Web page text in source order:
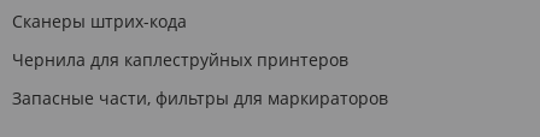
Сканеры штрих-кода
Чернила для каплеструйных принтеров
Запасные части, фильтры для маркираторов